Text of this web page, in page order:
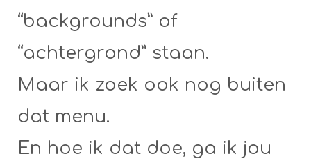
“backgrounds” of
“achtergrond” staan.
Maar ik zoek ook nog buiten
dat menu.
En hoe ik dat doe, ga ik jou